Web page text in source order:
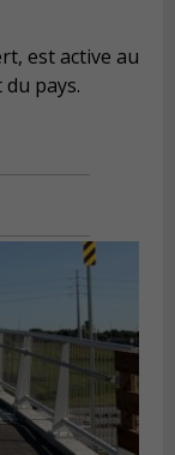
est active au
du pays.